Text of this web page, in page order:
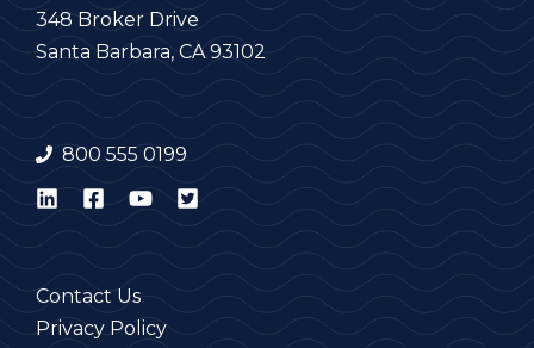
348 Broker Drive
Santa Barbara, CA 93102
800 555 0199
Contact Us
Privacy Policy